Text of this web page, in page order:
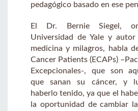
pedagógico basado en ese
El Dr. Bernie Siegel,
Universidad de Yale y
medicina y milagros, habla
Cancer Patients (ECAPs)
Excepcionales-, que son
que sanan su cáncer, y
haberlo tenido, ya que el
la oportunidad de cambiar